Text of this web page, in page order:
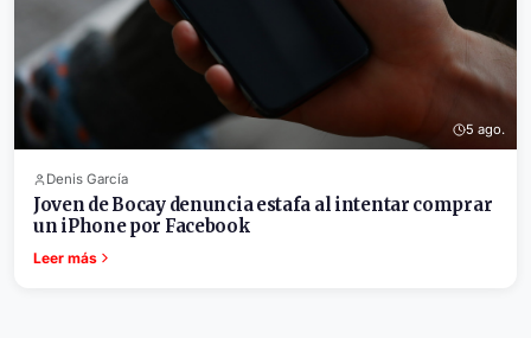
5 ago.
Denis García
Joven de Bocay denuncia estafa al intentar comprar
un iPhone por Facebook
Leer más